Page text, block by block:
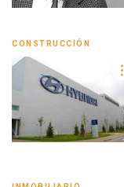
CONSTRUCCIÓN